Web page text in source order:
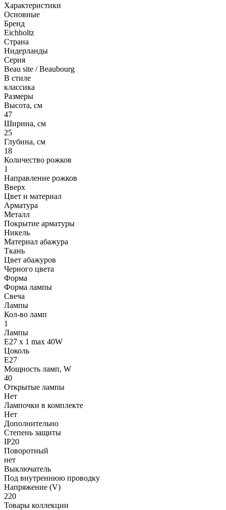
Характеристики
Основные
Бренд
Eichholtz
Страна
Нидерланды
Серия
Beau site / Beaubourg
В стиле
классика
Размеры
Высота, см
47
Ширина, см
25
Глубина, см
18
Количество рожков
1
Направление рожков
Вверх
Цвет и материал
Арматура
Металл
Покрытие арматуры
Никель
Материал абажура
Ткань
Цвет абажуров
Черного цвета
Форма
Форма лампы
Свеча
Лампы
Кол-во ламп
1
Лампы
E27 x 1 max 40W
Цоколь
E27
Мощность ламп, W
40
Открытые лампы
Нет
Лампочки в комплекте
Нет
Дополнительно
Степень защиты
IP20
Поворотный
нет
Выключатель
Под внутреннюю проводку
Напряжение (V)
220
Товары коллекции